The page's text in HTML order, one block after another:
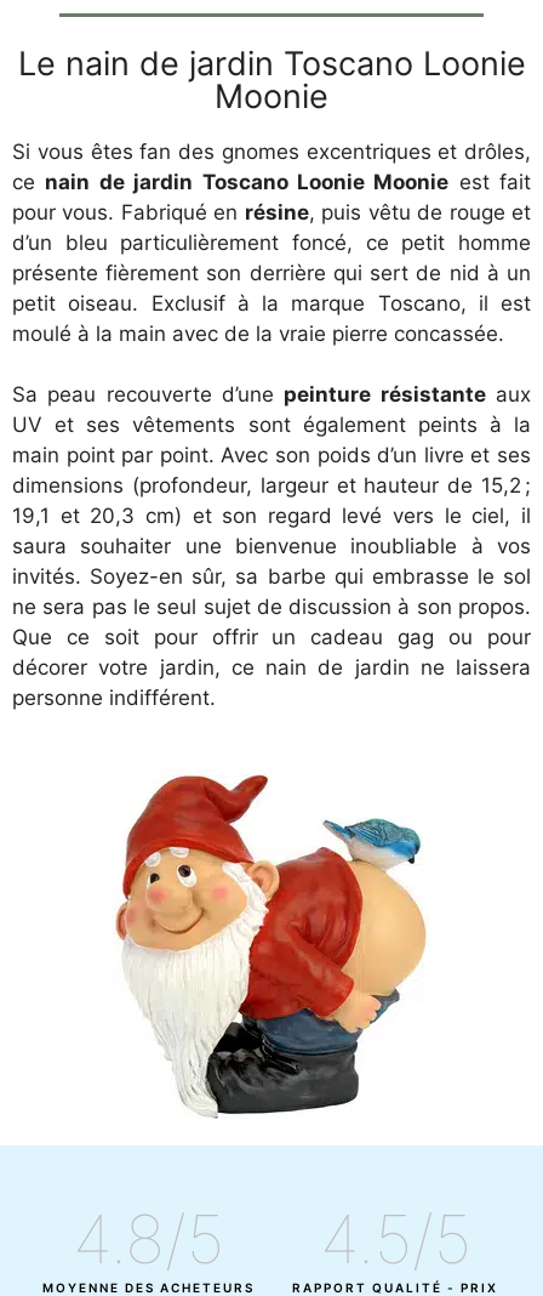
Le nain de jardin Toscano Loonie
Moonie
Si vous êtes fan des gnomes excentriques et drôles,
ce nain de jardin Toscano Loonie Moonie est fait
pour vous. Fabriqué en résine, puis vêtu de rouge et
d’un bleu particulièrement foncé, ce petit homme
présente fièrement son derrière qui sert de nid à un
petit oiseau. Exclusif à la marque Toscano, il est
moulé à la main avec de la vraie pierre concassée.
Sa peau recouverte d’une peinture résistanteaux
UV et ses vêtements sont également peints à la
main point par point. Avec son poids d’un livre et ses
dimensions (profondeur, largeur et hauteur de 15,2 ;
19,1 et 20,3 cm) et son regard levé vers le ciel, il
saura souhaiter une bienvenue inoubliable à vos
invités. Soyez-en sûr, sa barbe qui embrasse le sol
ne sera pas le seul sujet de discussion à son propos.
Que ce soit pour offrir un cadeau gag ou pour
décorer votre jardin, ce nain de jardin ne laissera
personne indifférent.
MOYENNE DES ACHETEURS
4.8/5
RAPPORT QUALITÉ - PRIX
4.5/5